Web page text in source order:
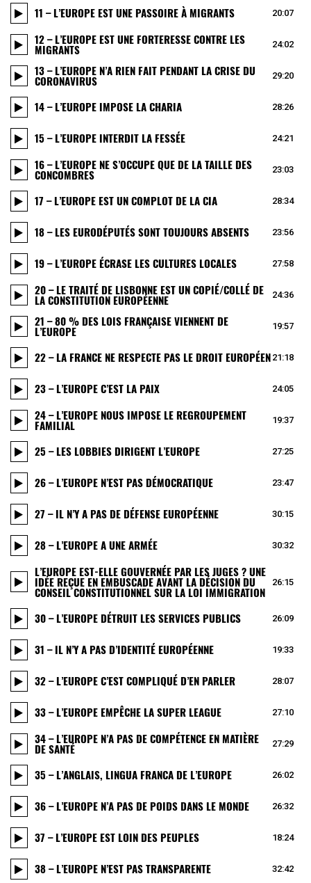
11 – L’EUROPE EST UNE PASSOIRE À MIGRANTS 20:07
12 – L’EUROPE EST UNE FORTERESSE CONTRE LES
MIGRANTS 24:02
13 – L’EUROPE N’A RIEN FAIT PENDANT LA CRISE DU
CORONAVIRUS 29:20
14 – L’EUROPE IMPOSE LA CHARIA 28:26
15 – L’EUROPE INTERDIT LA FESSÉE 24:21
16 – L’EUROPE NE S’OCCUPE QUE DE LA TAILLE DES
CONCOMBRES 23:03
17 – L’EUROPE EST UN COMPLOT DE LA CIA 28:34
18 – LES EURODÉPUTÉS SONT TOUJOURS ABSENTS 23:56
19 – L’EUROPE ÉCRASE LES CULTURES LOCALES 27:58
20 – LE TRAITÉ DE LISBONNE EST UN COPIÉ/COLLÉ DE
LA CONSTITUTION EUROPÉENNE 24:36
21 – 80 % DES LOIS FRANÇAISE VIENNENT DE
L’EUROPE 19:57
22 – LA FRANCE NE RESPECTE PAS LE DROIT EUROPÉEN 21:18
23 – L’EUROPE C’EST LA PAIX 24:05
24 – L’EUROPE NOUS IMPOSE LE REGROUPEMENT
FAMILIAL 19:37
25 – LES LOBBIES DIRIGENT L’EUROPE 27:25
26 – L’EUROPE N’EST PAS DÉMOCRATIQUE 23:47
27 – IL N’Y A PAS DE DÉFENSE EUROPÉENNE 30:15
28 – L’EUROPE A UNE ARMÉE 30:32
L’EUROPE EST-ELLE GOUVERNÉE PAR LES JUGES ? UNE
IDÉE REÇUE EN EMBUSCADE AVANT LA DÉCISION DU
CONSEIL CONSTITUTIONNEL SUR LA LOI IMMIGRATION
26:15
30 – L’EUROPE DÉTRUIT LES SERVICES PUBLICS 26:09
31 – IL N’Y A PAS D’IDENTITÉ EUROPÉENNE 19:33
32 – L’EUROPE C’EST COMPLIQUÉ D’EN PARLER 28:07
33 – L’EUROPE EMPÊCHE LA SUPER LEAGUE 27:10
34 – L’EUROPE N’A PAS DE COMPÉTENCE EN MATIÈRE
DE SANTÉ 27:29
35 – L’ANGLAIS, LINGUA FRANCA DE L’EUROPE 26:02
36 – L’EUROPE N’A PAS DE POIDS DANS LE MONDE 26:32
37 – L’EUROPE EST LOIN DES PEUPLES 18:24
38 – L’EUROPE N’EST PAS TRANSPARENTE 32:42